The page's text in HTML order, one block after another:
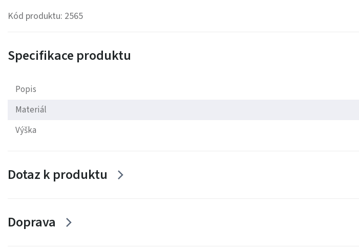
Kód produktu: 2565
Specifikace produktu
Popis
Materiál
Výška
Dotaz k produktu
Doprava